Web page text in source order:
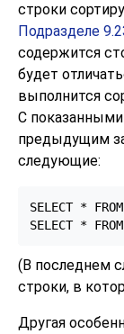
строки
Подразделе
содержится
будет
выполнится
С
предыдущим
следующие:
SELECT *
SELECT *
(В последнем
строки, в
Другая